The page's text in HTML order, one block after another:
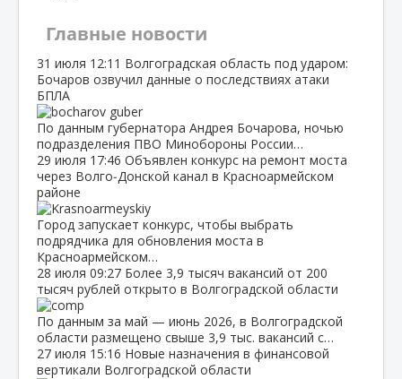
Главные новости
31 июля 12:11 Волгоградская область под ударом:
Бочаров озвучил данные о последствиях атаки
БПЛА
По данным губернатора Андрея Бочарова, ночью
подразделения ПВО Минобороны России…
29 июля 17:46 Объявлен конкурс на ремонт моста
через Волго‑Донской канал в Красноармейском
районе
Город запускает конкурс, чтобы выбрать
подрядчика для обновления моста в
Красноармейском…
28 июля 09:27 Более 3,9 тысяч вакансий от 200
тысяч рублей открыто в Волгоградской области
По данным за май — июнь 2026, в Волгоградской
области размещено свыше 3,9 тыс. вакансий с…
27 июля 15:16 Новые назначения в финансовой
вертикали Волгоградской области